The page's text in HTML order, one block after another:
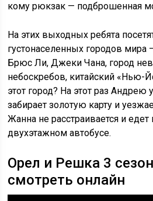
кому рюкзак — подброшенная
На этих выходных ребята
густонаселенных городов мира
Брюс Ли, Джеки Чана, город
небоскребов, китайский «Нью-
этот город? На этот раз Андрею
забирает золотую карту и
Жанна не расстраивается и едет
двухэтажном автобусе.
Орел и Решка 3
смотреть онлайн